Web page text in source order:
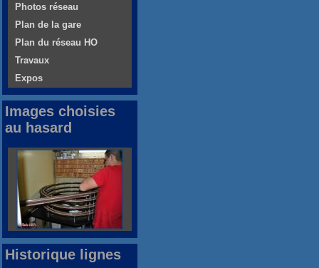
Photos réseau
Plan de la gare
Plan du réseau HO
Travaux
Expos
Images choisies
au hasard
Historique lignes